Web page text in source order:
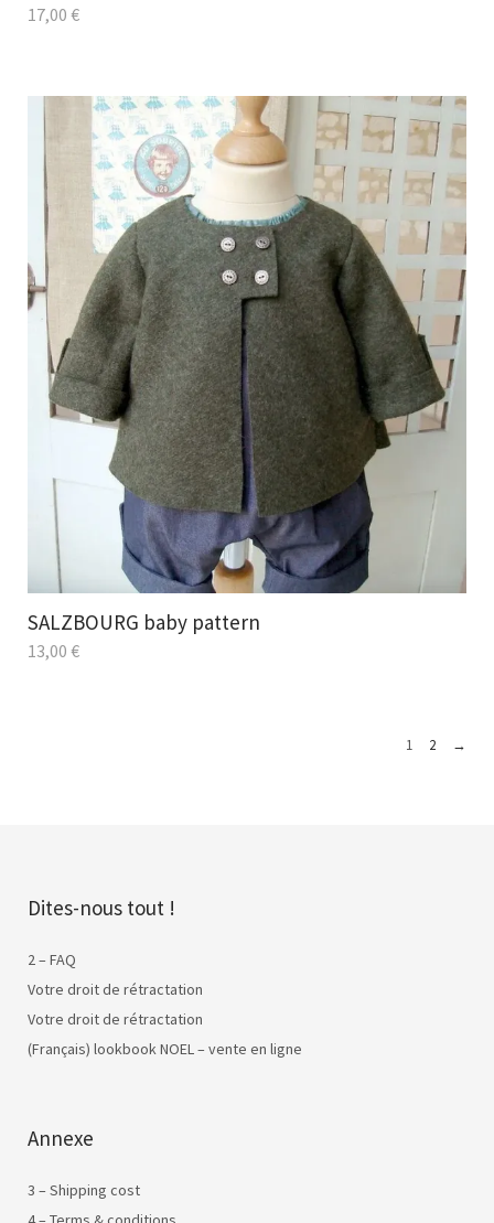
17,00 €
SALZBOURG baby pattern
13,00 €
1 2 →
Dites-nous tout !
2 – FAQ
Votre droit de rétractation
Votre droit de rétractation
(Français) lookbook NOEL – vente en ligne
Annexe
3 – Shipping cost